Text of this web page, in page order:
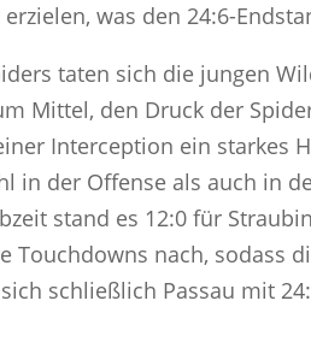
was den 24:6-
taten sich die jungen
Mittel, den Druck der
Interception ein starkes
in der Offense als auch in
stand es 12:0 für
nach, sodass
schließlich Passau mit